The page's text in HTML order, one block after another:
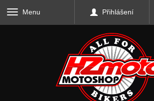
Menu Přihlášení